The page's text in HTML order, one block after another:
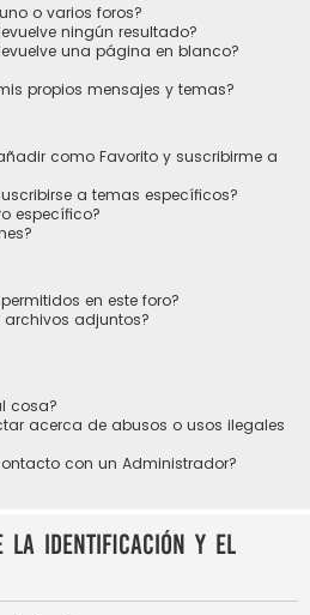
o varios foros?
ningún resultado?
una página en blanco?
propios mensajes y temas?
como Favorito y suscribirme a
a temas específicos?
específico?
en este foro?
adjuntos?
cosa?
acerca de abusos o usos ilegales
con un Administrador?
la identificación y el